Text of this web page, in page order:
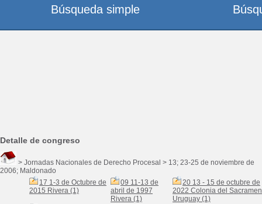
Detalle de congreso
> Jornadas Nacionales de Derecho Procesal > 13; 23-25 de noviembre de
2006; Maldonado
17 1-3 de Octubre de
2015 Rivera (1)
09 11-13 de
abril de 1997
Rivera (1)
20 13 - 15 de octubre de
2022 Colonia del
Uruguay (1)
Búsqueda simple